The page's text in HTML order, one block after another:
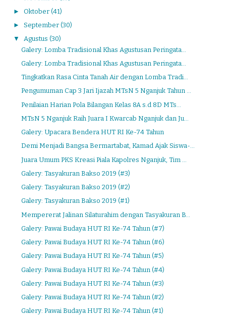
► Oktober (41)
► September (30)
▼ Agustus (30)
Galery: Lomba Tradisional Khas Agustusan Peringata...
Galery: Lomba Tradisional Khas Agustusan Peringata...
Tingkatkan Rasa Cinta Tanah Air dengan Lomba Tradi...
Pengumuman Cap 3 Jari Ijazah MTsN 5 Nganjuk Tahun ...
Penilaian Harian Pola Bilangan Kelas 8A s.d 8D MTs...
MTsN 5 Nganjuk Raih Juara I Kwarcab Nganjuk dan Ju...
Galery: Upacara Bendera HUT RI Ke-74 Tahun
Demi Menjadi Bangsa Bermartabat, Kamad Ajak Siswa-...
Juara Umum PKS Kreasi Piala Kapolres Nganjuk, Tim ...
Galery: Tasyakuran Bakso 2019 (#3)
Galery: Tasyakuran Bakso 2019 (#2)
Galery: Tasyakuran Bakso 2019 (#1)
Mempererat Jalinan Silaturahim dengan Tasyakuran B...
Galery: Pawai Budaya HUT RI Ke-74 Tahun (#7)
Galery: Pawai Budaya HUT RI Ke-74 Tahun (#6)
Galery: Pawai Budaya HUT RI Ke-74 Tahun (#5)
Galery: Pawai Budaya HUT RI Ke-74 Tahun (#4)
Galery: Pawai Budaya HUT RI Ke-74 Tahun (#3)
Galery: Pawai Budaya HUT RI Ke-74 Tahun (#2)
Galery: Pawai Budaya HUT RI Ke-74 Tahun (#1)